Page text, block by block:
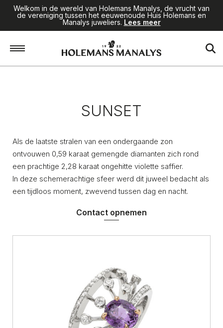
Welkom in de wereld van Holemans Manalys, de vrucht van
de vereniging tussen het eeuwenoude Huis Holemans en
Manalys juweliers. Lees meer
Juwelen / Sunset
SUNSET
Als de laatste stralen van een ondergaande zon
ontvouwen 0,59 karaat gemengde diamanten zich rond
een prachtige 2,28 karaat ongehitte violette saffier.
In deze schemerachtige sfeer werd dit juweel bedacht als
een tijdloos moment, zwevend tussen dag en nacht.
Contact opnemen